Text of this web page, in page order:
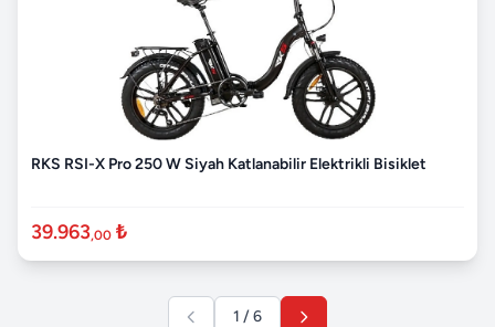
RKS RSI-X Pro 250 W Siyah Katlanabilir Elektrikli Bisiklet
39.963,00 ₺
1 / 6